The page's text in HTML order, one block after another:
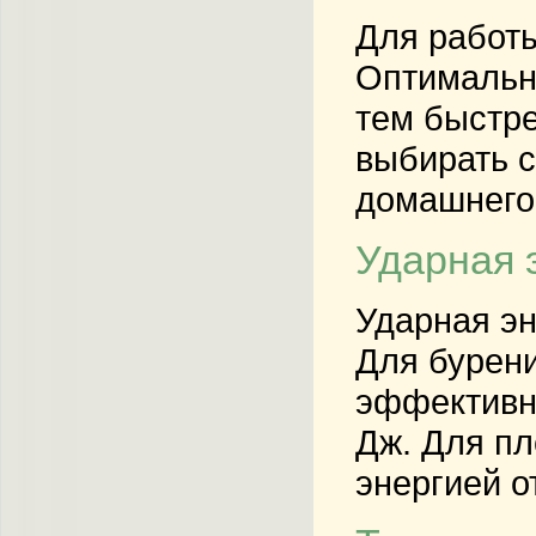
Для
тем
выбирать
Ударная
Ударная
Для
Дж. Для
энергией